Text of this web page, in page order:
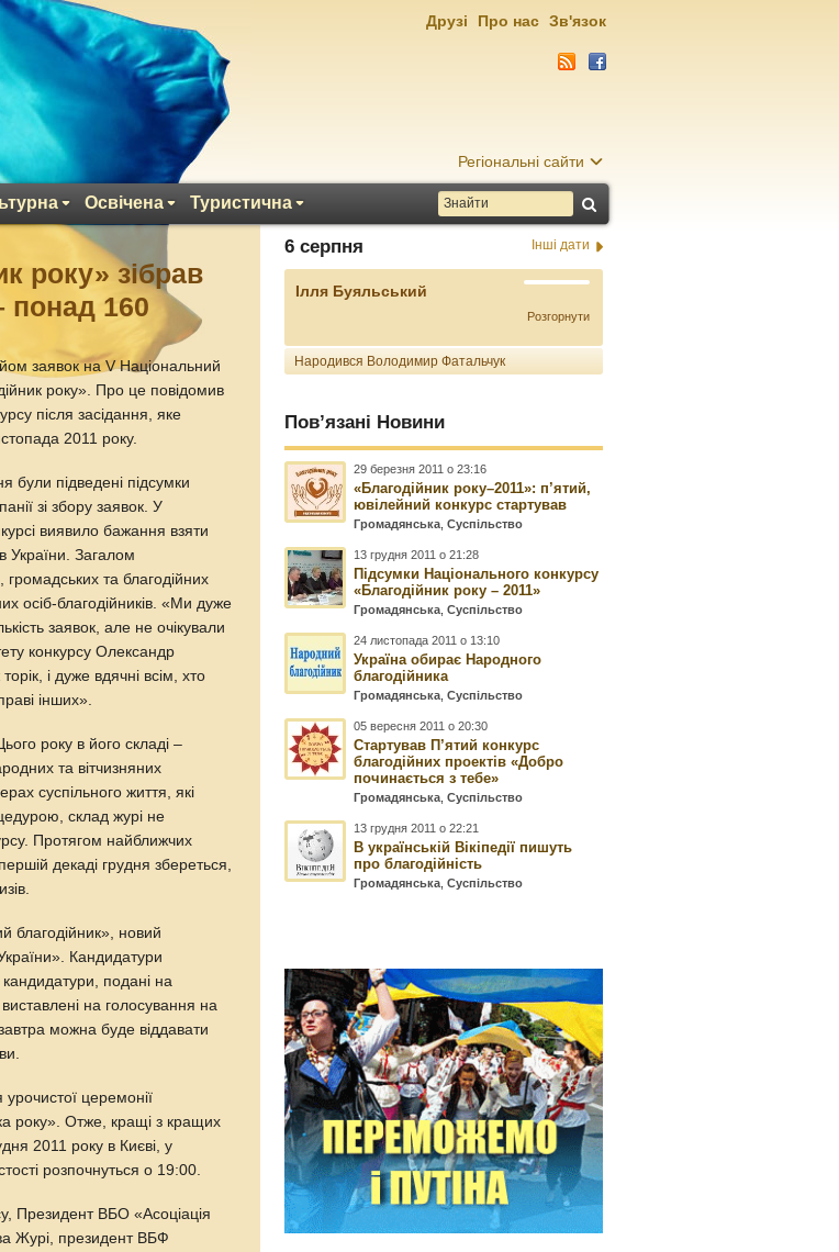
Регіональні сайти
Освічена Туристична
Друзі Про нас Зв'язок
року» зібрав
понад 160
заявок на V Національний
року». Про це повідомив
після засідання, яке
2011 року.
були підведені підсумки
зі збору заявок. У
виявило бажання взяти
України. Загалом
громадських та благодійних
осіб-благодійників. «Ми дуже
заявок, але не очікували
конкурсу Олександр
і дуже вдячні всім, хто
інших».
року в його складі –
та вітчизняних
суспільного життя, які
склад журі не
Протягом найближчих
декаді грудня збереться,
благодійник», новий
Кандидатури
кандидатури, подані на
на голосування на
можна буде віддавати
церемонії
року». Отже, кращі з кращих
2011 року в Києві, у
розпочнуться о 19:00.
Президент ВБО «Асоціація
Журі, президент ВБФ
6 серпня Інші дати
Ілля Буяльський
Розгорнути
Народився Володимир Фатальчук
Пов’язані Новини
29 березня 2011 о 23:16
«Благодійник року–2011»: п’ятий,
ювілейний конкурс стартував
Громадянська ,Суспільство
13 грудня 2011 о 21:28
Підсумки Національного конкурсу
«Благодійник року – 2011»
Громадянська ,Суспільство
24 листопада 2011 о 13:10
Україна обирає Народного
благодійника
Громадянська ,Суспільство
05 вересня 2011 о 20:30
Стартував П’ятий конкурс
благодійних проектів «Добро
починається з тебе»
Громадянська ,Суспільство
13 грудня 2011 о 22:21
В українській Вікіпедії пишуть
про благодійність
Громадянська ,Суспільство